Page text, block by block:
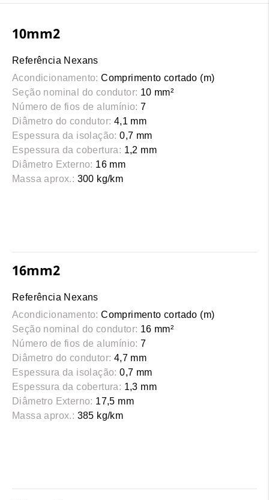
10mm2
Referência Nexans
Acondicionamento: Comprimento cortado (m)
Seção nominal do condutor: 10 mm²
Número de fios de alumínio: 7
Diâmetro do condutor: 4,1 mm
Espessura da isolação: 0,7 mm
Espessura da cobertura: 1,2 mm
Diâmetro Externo: 16 mm
Massa aprox.: 300 kg/km
16mm2
Referência Nexans
Acondicionamento: Comprimento cortado (m)
Seção nominal do condutor: 16 mm²
Número de fios de alumínio: 7
Diâmetro do condutor: 4,7 mm
Espessura da isolação: 0,7 mm
Espessura da cobertura: 1,3 mm
Diâmetro Externo: 17,5 mm
Massa aprox.: 385 kg/km